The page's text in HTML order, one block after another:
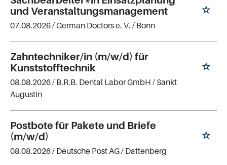
und Veranstaltungsmanagement
07.08.2026 /German Doctors e. V. / Bonn
Zahntechniker/in (m/w/d) für
Kunststofftechnik
08.08.2026 / B.R.B. Dental Labor GmbH / Sankt
Augustin
Postbote für Pakete und Briefe
(m/w/d)
08.08.2026 / Deutsche Post AG/ Dattenberg